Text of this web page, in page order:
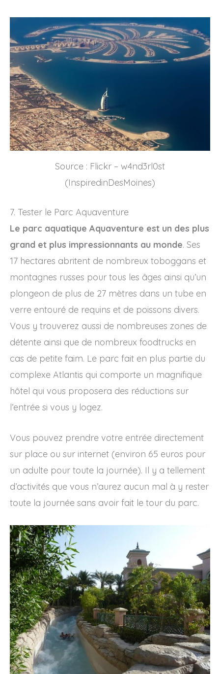
Source : Flickr – w4nd3rl0st
(InspiredinDesMoines)
7. Tester le Parc Aquaventure
Le parc aquatique Aquaventure est un des plus
grand et plus impressionnants au monde. Ses
17 hectares abritent de nombreux toboggans et
montagnes russes pour tous les âges ainsi qu’un
plongeon de plus de 27 mètres dans un tube en
verre entouré de requins et de poissons divers.
Vous y trouverez aussi de nombreuses zones de
détente ainsi que de nombreux foodtrucks en
cas de petite faim. Le parc fait en plus partie du
complexe Atlantis qui comporte un magnifique
hôtel qui vous proposera des réductions sur
l’entrée si vous y logez.
Vous pouvez prendre votre entrée directement
sur place ou sur internet (environ 65 euros pour
un adulte pour toute la journée). Il y a tellement
d’activités que vous n’aurez aucun mal à y rester
toute la journée sans avoir fait le tour du parc.